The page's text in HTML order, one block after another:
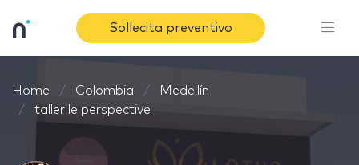
Sollecita preventivo
Home Colombia
Medellín
taller le perspective